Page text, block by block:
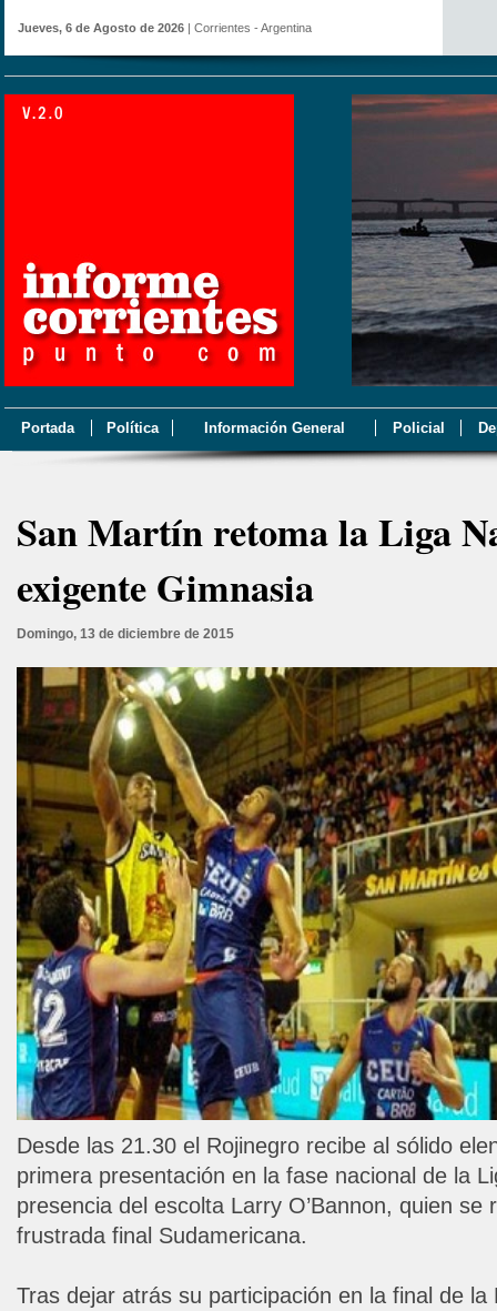
Jueves, 6 de Agosto de 2026 | Corrientes - Argentina
Portada Política Información General Policial
San Martín retoma la Liga
exigente Gimnasia
Domingo, 13 de diciembre de 2015
Desde las 21.30 el Rojinegro recibe al sólido
primera presentación en la fase nacional de la
presencia del escolta Larry O’Bannon, quien se
frustrada final Sudamericana.
Tras dejar atrás su participación en la final de la